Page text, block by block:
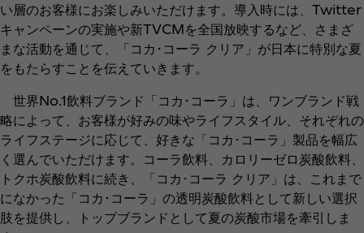
い層のお客様にお楽しみいただけます。導入時には、Twitter
キャンペーンの実施や新TVCMを全国放映するなど、さまざ
まな活動を通じて、「コカ･コーラ クリア」が日本に特別な夏
をもたらすことを伝えていきます。
世界No.1飲料ブランド「コカ･コーラ」は、ワンブランド戦
略によって、お客様が好みの味やライフスタイル、それぞれの
ライフステージに応じて、好きな「コカ･コーラ」製品を幅広
く選んでいただけます。コーラ飲料、カロリーゼロ炭酸飲料、
トクホ炭酸飲料に続き、「コカ･コーラ クリア」は、これまで
になかった「コカ･コーラ」の透明炭酸飲料として新しい選択
肢を提供し、トップブランドとして夏の炭酸市場を牽引しま